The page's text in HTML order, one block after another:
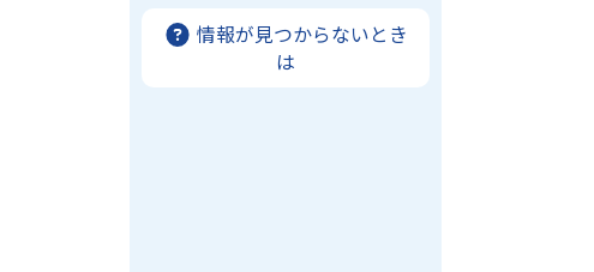
情報が見つからないとき
は